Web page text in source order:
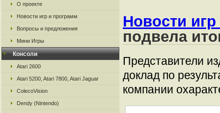
О проекте
Новости игр и программ
Вопросы и предложения
Мини Игры
Консоли
Atari 2600
Atari 5200, Atari 7800, Atari Jaguar
ColecoVision
Dendy (Nintendo)
Новости
подвела
Представители
доклад по
компании